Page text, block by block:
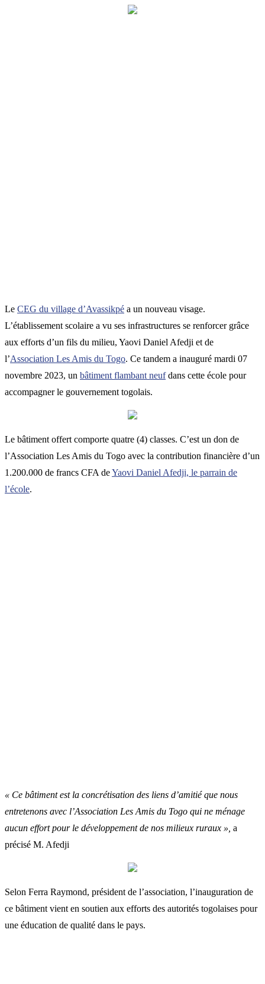
Le CEG du village d’Avassikpé a un nouveau visage.
L’établissement scolaire a vu ses infrastructures se renforcer grâce
aux efforts d’un fils du milieu, Yaovi Daniel Afedji et de
l’Association Les Amis du Togo. Ce tandem a inauguré mardi 07
novembre 2023, un bâtiment flambant neufdans cette école pour
accompagner le gouvernement togolais.
Le bâtiment offert comporte quatre (4) classes. C’est un don de
l’Association Les Amis du Togo avec la contribution financière d’un
1.200.000 de francs CFA deYaovi Daniel Afedji, le parrain de
l’école.
« Ce bâtiment est la concrétisation des liens d’amitié que nous
entretenons avec l’Association Les Amis du Togo qui ne ménage
aucun effort pour le développement de nos milieux ruraux », a
précisé M. Afedji
Selon Ferra Raymond, président de l’association, l’inauguration de
ce bâtiment vient en soutien aux efforts des autorités togolaises pour
une éducation de qualité dans le pays.